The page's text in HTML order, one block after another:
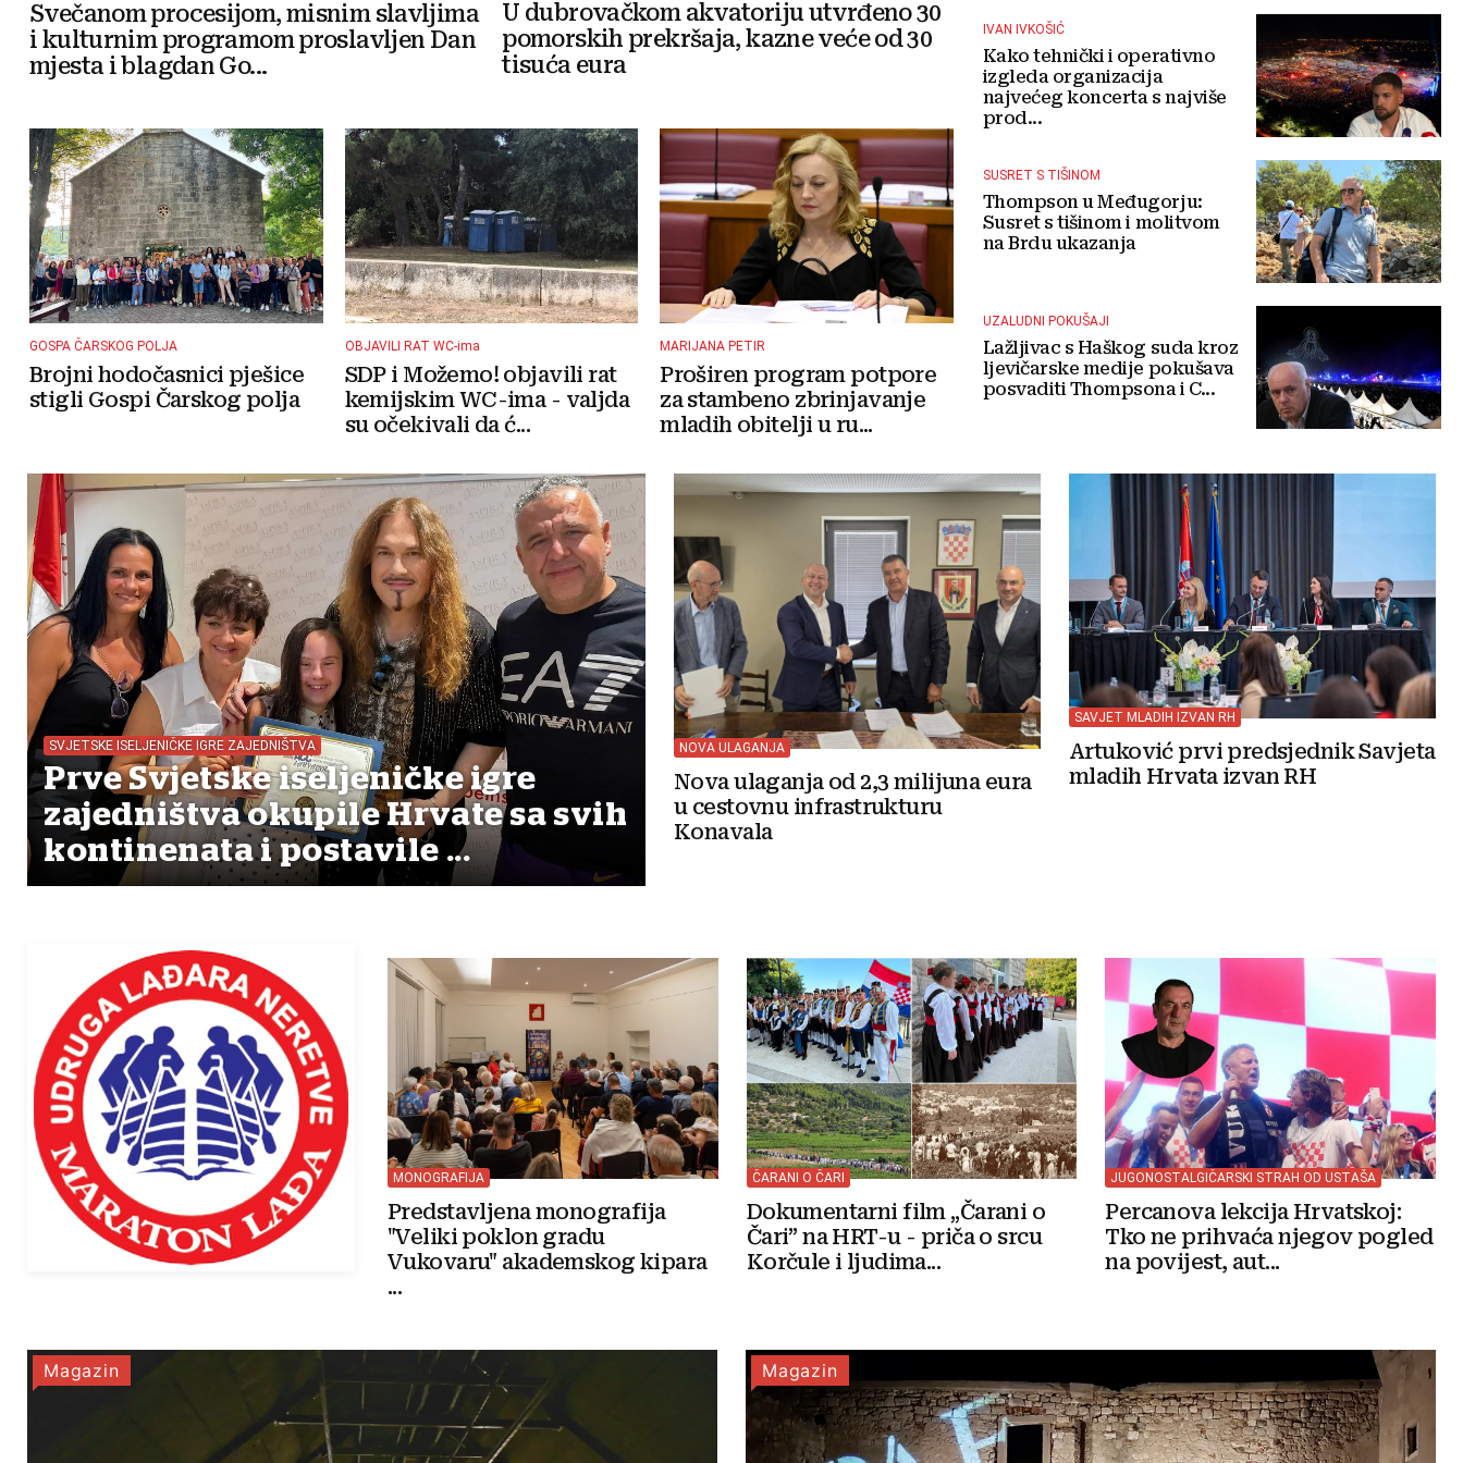
Svečanom procesijom, misnim slavljima
i kulturnim programom proslavljen Dan
mjesta i blagdan Go...
U dubrovačkom akvatoriju utvrđeno 30
pomorskih prekršaja, kazne veće od 30
tisuća eura
GOSPA ČARSKOG POLJA
Brojni hodočasnici pješice
stigli Gospi Čarskog polja
OBJAVILI RAT WC-ima
SDP i Možemo! objavili rat
kemijskim WC-ima - valjda
su očekivali da ć...
MARIJANA PETIR
Proširen program potpore
za stambeno zbrinjavanje
mladih obitelji u ru...
IVAN IVKOŠIĆ
Kako tehnički i operativno
izgleda organizacija
najvećeg koncerta s najviše
prod...
SUSRET S TIŠINOM
Thompson u Međugorju:
Susret s tišinom i molitvom
na Brdu ukazanja
UZALUDNI POKUŠAJI
Lažljivac s Haškog suda kroz
ljevičarske medije pokušava
posvaditi Thompsona i C...
SVJETSKE ISELJENIČKE IGRE ZAJEDNIŠTVA
Prve Svjetske iseljeničke igre
zajedništva okupile Hrvate sa svih
kontinenata i postavile ...
NOVA ULAGANJA
Nova ulaganja od 2,3 milijuna eura
u cestovnu infrastrukturu
Konavala
SAVJET MLADIH IZVAN RH
Artuković prvi predsjednik Savjeta
mladih Hrvata izvan RH
MONOGRAFIJA
Predstavljena monografija
"Veliki poklon gradu
Vukovaru" akademskog kipara
...
ČARANI O ČARI
Dokumentarni film „Čarani o
Čari” na HRT-u - priča o srcu
Korčule i ljudima...
JUGONOSTALGIČARSKI STRAH OD USTAŠA
Percanova lekcija Hrvatskoj:
Tko ne prihvaća njegov pogled
na povijest, aut...
Magazin Magazin